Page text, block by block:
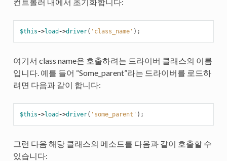
$this->load ->driver( 'class_name' );
여기서 class name은 호출하려는 드라이버 클래스의 이름
입니다. 예를 들어 “Some_parent”라는 드라이버를 로드하
려면 다음과 같이 합니다:
$this->load ->driver( 'some_parent' );
그런 다음 해당 클래스의 메소드를 다음과 같이 호출할 수
있습니다: